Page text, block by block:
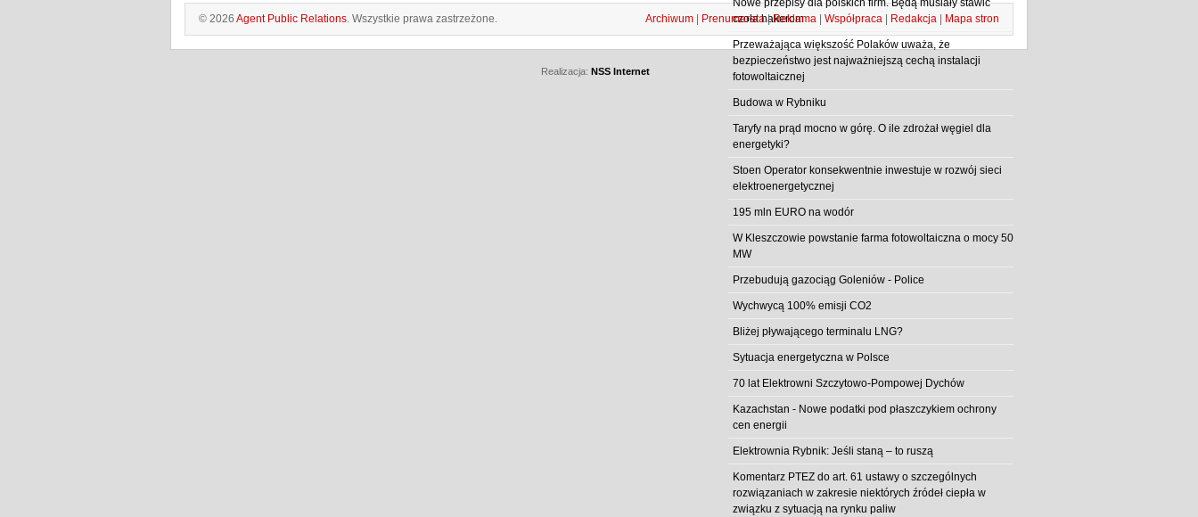
Nowe przepisy dla polskich firm. Będą musiały stawić
czoła hakerom
Przeważająca większość Polaków uważa, że
bezpieczeństwo jest najważniejszą cechą instalacji
fotowoltaicznej
Budowa w Rybniku
Taryfy na prąd mocno w górę. O ile zdrożał węgiel dla
energetyki?
Stoen Operator konsekwentnie inwestuje w rozwój sieci
elektroenergetycznej
195 mln EURO na wodór
W Kleszczowie powstanie farma fotowoltaiczna o mocy 50
MW
Przebudują gazociąg Goleniów - Police
Wychwycą 100% emisji CO2
Bliżej pływającego terminalu LNG?
Sytuacja energetyczna w Polsce
70 lat Elektrowni Szczytowo-Pompowej Dychów
Kazachstan - Nowe podatki pod płaszczykiem ochrony
cen energii
Elektrownia Rybnik: Jeśli staną – to ruszą
Komentarz PTEZ do art. 61 ustawy o szczególnych
rozwiązaniach w zakresie niektórych źródeł ciepła w
związku z sytuacją na rynku paliw
© 2026 Agent Public Relations. Wszystkie prawa zastrzeżone. Archiwum | Prenumerata|Reklama | Współpraca | Redakcja | Mapa stron
Realizacja: NSS Internet